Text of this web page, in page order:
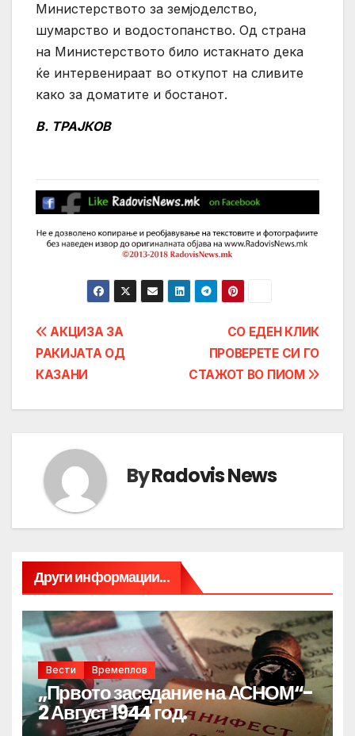
Министерството за земјоделство,
шумарство и водостопанство. Од страна
на Министерството било истакнато дека
ќе интервенираат во откупот на сливите
како за доматите и бостанот.
В. ТРАЈКОВ
Post
navigation
СО ЕДЕН КЛИК
ПРОВЕРЕТЕ СИ ГО
СТАЖОТ ВО ПИОМ
АКЦИЗА ЗА
РАКИЈАТА ОД
КАЗАНИ
ByRadovis News
Други информации...
Вести Времеплов
„Првото заседание на АСНОМ“-
2 Август 1944 год.